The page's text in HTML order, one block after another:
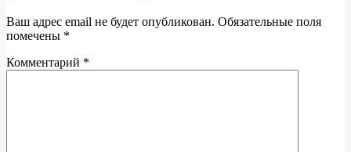
Ваш адрес email не будет опубликован. Обязательные поля
помечены *
Комментарий *